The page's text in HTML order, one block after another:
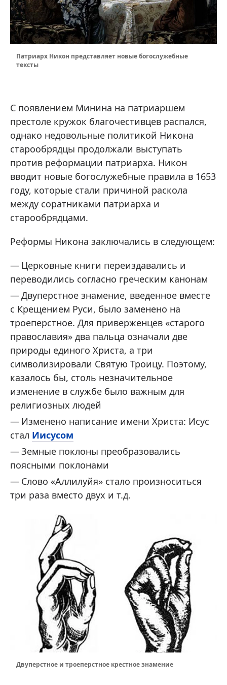
Патриарх Никон представляет новые богослужебные
тексты
С появлением Минина на патриаршем
престоле кружок благочестивцев распался,
однако недовольные политикой Никона
старообрядцы продолжали выступать
против реформации патриарха. Никон
вводит новые богослужебные правила в 1653
году, которые стали причиной раскола
между соратниками патриарха и
старообрядцами.
Реформы Никона заключались в следующем:
Церковные книги переиздавались и
переводились согласно греческим канонам
Двуперстное знамение, введенное вместе
с Крещением Руси, было заменено на
троеперстное. Для приверженцев «старого
православия» два пальца означали две
природы единого Христа, а три
символизировали Святую Троицу. Поэтому,
казалось бы, столь незначительное
изменение в службе было важным для
религиозных людей
Изменено написание имени Христа: Исус
стал Иисусом
Земные поклоны преобразовались
поясными поклонами
Слово «Аллилуйя» стало произноситься
три раза вместо двух и т.д.
Двуперстное и троеперстное крестное знамение